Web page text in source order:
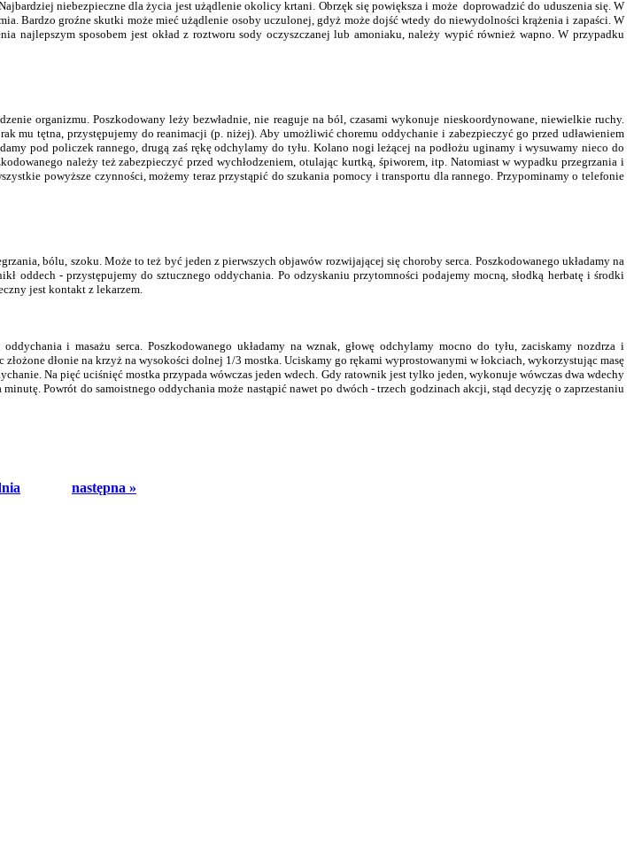
niebezpieczne dla życia jest użądlenie okolicy krtani. Obrzęk się powiększa i może doprowadzić do uduszenia się. W
Bardzo groźne skutki może mieć użądlenie osoby uczulonej, gdyż może dojść wtedy do niewydolności krążenia i zapaści. W
najlepszym sposobem jest okład z roztworu sody oczyszczanej lub amoniaku, należy wypić również wapno. W przypadku
organizmu. Poszkodowany leży bezwładnie, nie reaguje na ból, czasami wykonuje nieskoordynowane, niewielkie ruchy.
mu tętna, przystępujemy do reanimacji (p. niżej). Aby umożliwić choremu oddychanie i zabezpieczyć go przed udławieniem
pod policzek rannego, drugą zaś rękę odchylamy do tyłu. Kolano nogi leżącej na podłożu uginamy i wysuwamy nieco do
należy też zabezpieczyć przed wychłodzeniem, otulając kurtką, śpiworem, itp. Natomiast w wypadku przegrzania i
powyższe czynności, możemy teraz przystąpić do szukania pomocy i transportu dla rannego. Przypominamy o telefonie
bólu, szoku. Może to też być jeden z pierwszych objawów rozwijającej się choroby serca. Poszkodowanego układamy na
oddech - przystępujemy do sztucznego oddychania. Po odzyskaniu przytomności podajemy mocną, słodką herbatę i środki
jest kontakt z lekarzem.
i masażu serca. Poszkodowanego układamy na wznak, głowę odchylamy mocno do tyłu, zaciskamy nozdrza i
dłonie na krzyż na wysokości dolnej 1/3 mostka. Uciskamy go rękami wyprostowanymi w łokciach, wykorzystując masę
Na pięć uciśnięć mostka przypada wówczas jeden wdech. Gdy ratownik jest tylko jeden, wykonuje wówczas dwa wdechy
Powrót do samoistnego oddychania może nastąpić nawet po dwóch - trzech godzinach akcji, stąd decyzję o zaprzestaniu
następna »